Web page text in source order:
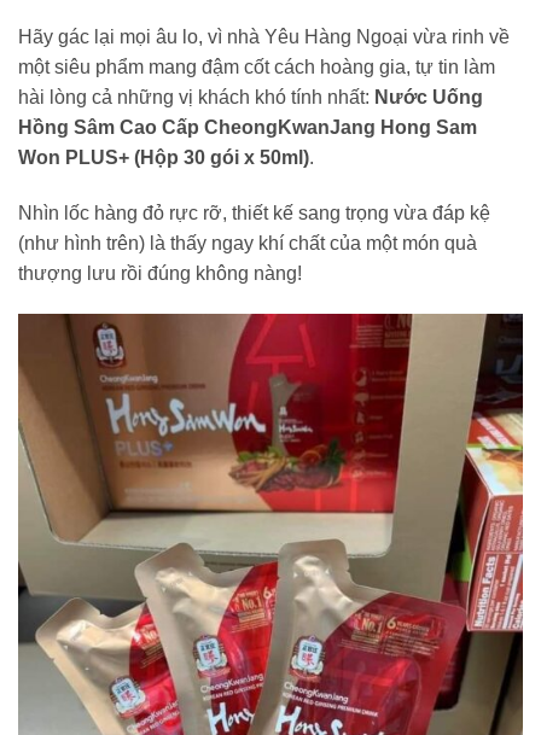
Hãy gác lại mọi âu lo, vì nhà Yêu Hàng Ngoại vừa rinh về
một siêu phẩm mang đậm cốt cách hoàng gia, tự tin làm
hài lòng cả những vị khách khó tính nhất: Nước Uống
Hồng Sâm Cao Cấp CheongKwanJang Hong Sam
Won PLUS+ (Hộp 30 gói x 50ml).
Nhìn lốc hàng đỏ rực rỡ, thiết kế sang trọng vừa đáp kệ
(như hình trên) là thấy ngay khí chất của một món quà
thượng lưu rồi đúng không nàng!